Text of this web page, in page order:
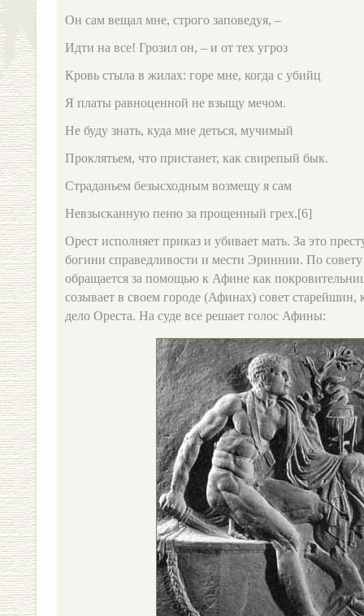
Он сам вещал мне, строго заповедуя, –
Идти на все! Грозил он, – и от тех угроз
Кровь стыла в жилах: горе мне, когда с убийц
Я платы равноценной не взыщу мечом.
Не буду знать, куда мне деться, мучимый
Проклятьем, что пристанет, как свирепый бык.
Страданьем безысходным возмещу я сам
Невзысканную пеню за прощенный грех.[6]
Орест исполняет приказ и убивает мать. За это
богини справедливости и мести Эриннии. По
обращается за помощью к Афине как
созывает в своем городе (Афинах) совет старейшин,
дело Ореста. На суде все решает голос Афины: